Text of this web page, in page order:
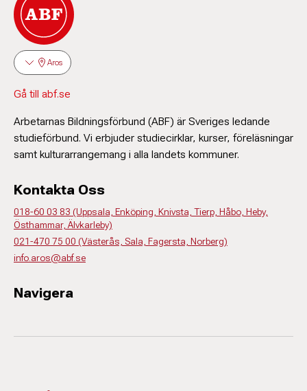
Aros
Gå till abf.se
Arbetarnas Bildningsförbund (ABF) är Sveriges ledande
studieförbund. Vi erbjuder studiecirklar, kurser, föreläsningar
samt kulturarrangemang i alla landets kommuner.
Kontakta Oss
018-60 03 83 (Uppsala, Enköping, Knivsta, Tierp, Håbo, Heby,
Östhammar, Älvkarleby)
021-470 75 00 (Västerås, Sala, Fagersta, Norberg)
info.aros@abf.se
Navigera